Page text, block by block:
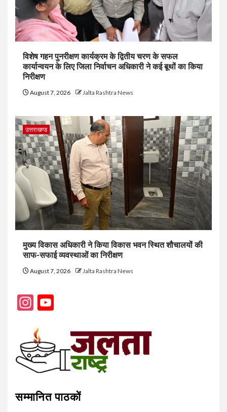
विशेष गहन पुनरीक्षण कार्यक्रम के द्वितीय चरण के सफल
कार्यान्वयन के लिए जिला निर्वाचन अधिकारी ने कई बूथों का किया
निरीक्षण
August 7, 2026 Jalta Rashtra News
उत्तराखण्ड
मुख्य विकास अधिकारी ने किया विकास भवन स्थित शौचालयों की
साफ-सफाई व्यवस्थाओं का निरीक्षण
August 7, 2026 Jalta Rashtra News
Instagram
सम्मानित पाठकों